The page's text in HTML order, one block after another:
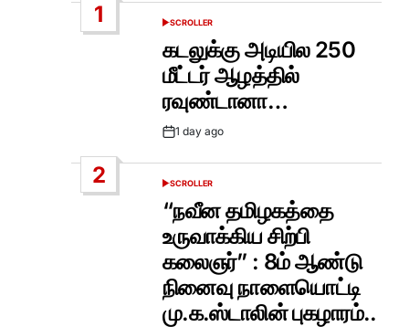
1
POSTED
SCROLLER
கடலுக்கு அடியில 250
மீட்டர் ஆழத்தில்
ரவுண்டானா…
Post1 day ago
2
POSTED
SCROLLER
“நவீன தமிழகத்தை
உருவாக்கிய சிற்பி
கலைஞர்” : 8ம் ஆண்டு
நினைவு நாளையொட்டி
மு.க.ஸ்டாலின் புகழாரம்..